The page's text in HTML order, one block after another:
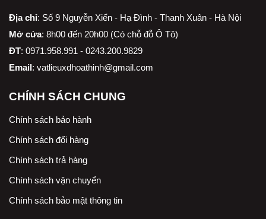
Địa chỉ: Số 9 Nguyễn Xiển - Hạ Đình - Thanh Xuân - Hà Nội
Mở cửa: 8h00 đến 20h00 (Có chỗ đỗ Ô Tô)
ĐT: 0971.958.991 - 0243.200.9829
Email: vatlieuxdhoathinh@gmail.com
CHÍNH SÁCH CHUNG
Chính sách bảo hành
Chính sách đổi hàng
Chính sách trả hàng
Chính sách vận chuyển
Chính sách bảo mật thông tin